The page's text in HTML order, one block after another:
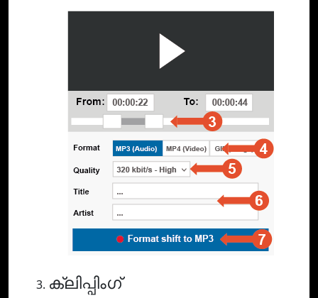
ക്ലിപ്പിംഗ്